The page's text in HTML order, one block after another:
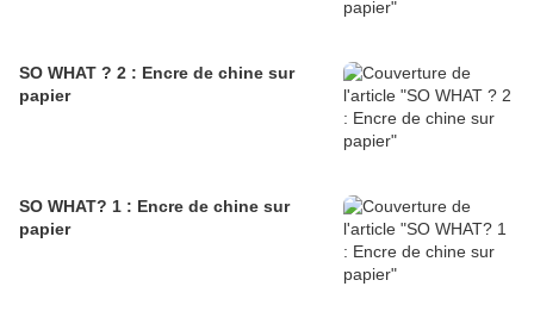
SO WHAT ? 2 : Encre de chine sur
papier
SO WHAT? 1 : Encre de chine sur
papier